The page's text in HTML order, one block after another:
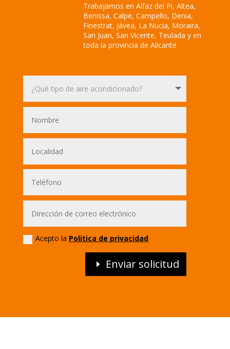
Trabajamos en Alfaz del Pi, Altea,
Benissa, Calpe, Campello, Denia,
Finestrat, Jávea, La Nucia, Moraira,
San Juan, San Vicente, Teulada y en
toda la provincia de Alicante
Acepto la Política de privacidad
Enviar solicitud